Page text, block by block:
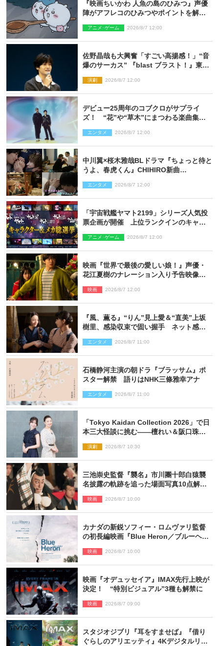
『映画ちいかわ 人魚の島のひみつ』声優
陣がアフレコのひみつやポイントを解
アニメ･ゲーム 2026/8/7 12:00
佐野晶哉も大興奮「すごい高揚感！」“音
爆のサーカス” 『blast ブラスト！』東京
演劇 2026/8/7 12:00
デビュー25周年のコブクロがサプライ
ズ！ “花”や“草木”にまつわる楽曲集め
信リリース
エンタメ 2026/8/7 12:00
中川翼×桜木雅哉BLドラマ『ちょっと待と
うよ、春虎くん』CHIHIRO新曲
エンタメ 2026/8/7 12:00
「宇宙戦艦ヤマト2199」シリーズ人気投
票企画が開催 上位ランクインのキャラ
を制作
アニメ･ゲーム 2026/8/7 12:00
映画『世界で最後の愛しい娘！』声優・
花江夏樹のナレーション入り予告映像解
い！」
映画 2026/8/7 12:00
『風、薫る』“りん”見上愛＆“直美”上坂
樹里、感染収束で固い握手 ネット感動
エンタメ 2026/8/7 11:00
石橋静河主演の朝ドラ『ブラッサム』ポ
スター解禁 語りはNHK三條雅幸アナ
エンタメ 2026/8/7 11:00
「Tokyo Kaidan Collection 2026」で日
本三大怪談に挑む――檀れい＆阪口珠美
演劇 2026/8/7 10:30
三池崇史監督『襲名』市川團十郎白猿襲
名披露の軌跡を追った場面写真10点解
映画 2026/8/7 10:00
カナダの新鋭ソフィー・ロムヴァリ監督
の初長編映画『Blue Heron／ブルーヘロ
映画 2026/8/7 10:00
映画『オデュッセイア』IMAX先行上映が
決定！ “特別ビジュアル”3種も解禁に
映画 2026/8/7 09:00
スタジオジブリ『耳をすませば』『借り
ぐらしのアリエッティ』4Kデジタルリマ